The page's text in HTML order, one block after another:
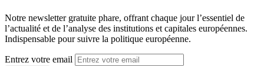
Notre newsletter gratuite phare, offrant chaque jour l’essentiel de
l’actualité et de l’analyse des institutions et capitales européennes.
Indispensable pour suivre la politique européenne.
Entrez votre email